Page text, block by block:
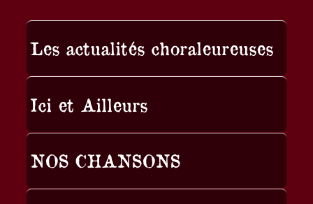
Les actualités choraleureuses
Ici et Ailleurs
NOS CHANSONS